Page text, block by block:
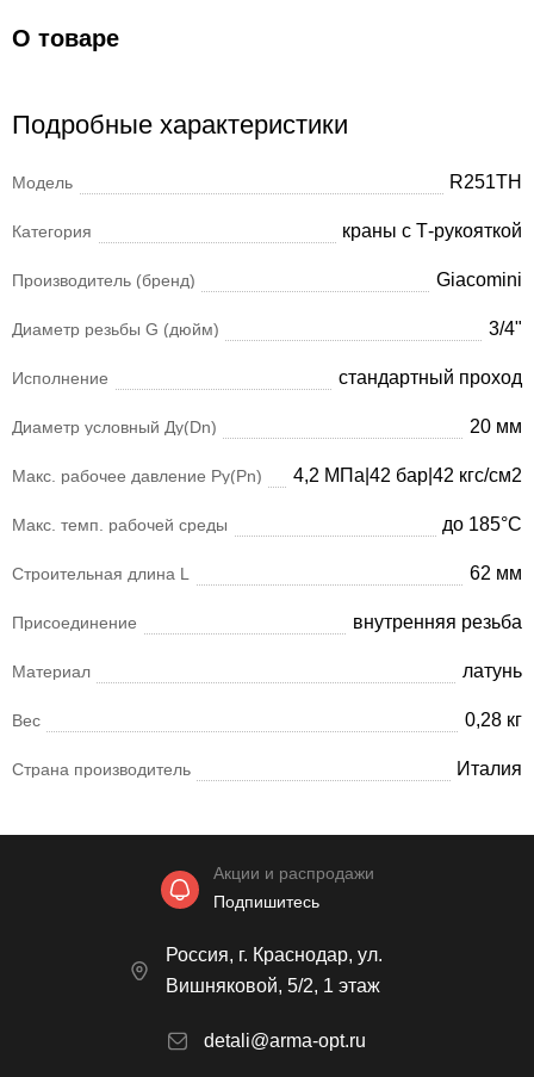
О товаре
Подробные характеристики
Модель R251TH
Категория краны с Т-рукояткой
Производитель (бренд) Giacomini
Диаметр резьбы G (дюйм) 3/4"
Исполнение стандартный проход
Диаметр условный Ду(Dn) 20 мм
Макс. рабочее давление Ру(Pn) 4,2 МПа|42 бар|42 кгс/см2
Макс. темп. рабочей среды до 185°С
Строительная длина L 62 мм
Присоединение внутренняя резьба
Материал латунь
Вес 0,28 кг
Страна производитель Италия
Акции и распродажи
Подпишитесь
Россия, г. Краснодар, ул.
Вишняковой, 5/2, 1 этаж
detali@arma-opt.ru